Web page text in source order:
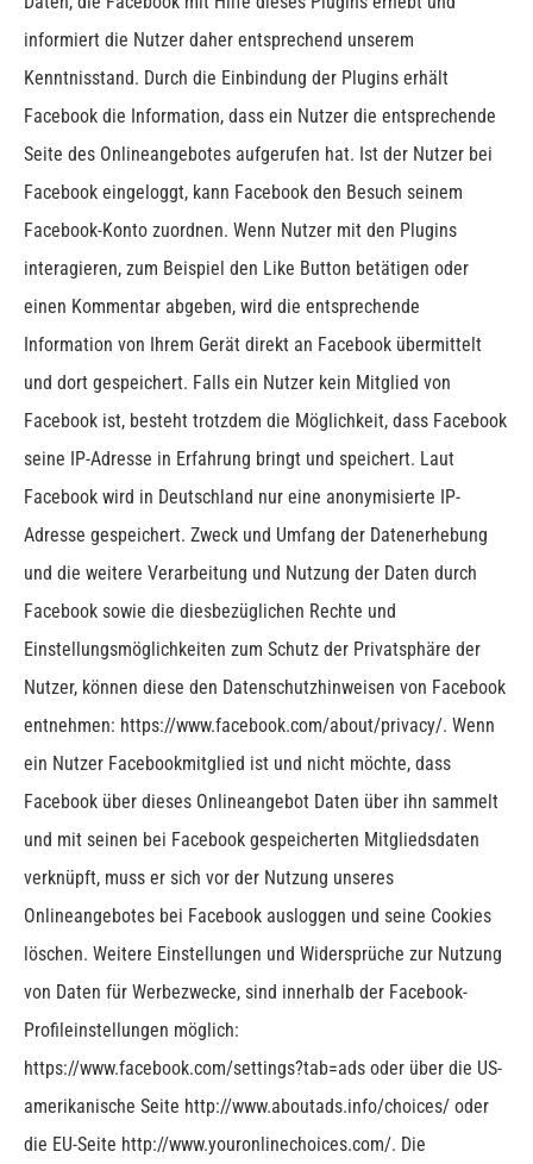
informiert die Nutzer daher entsprechend unserem
Kenntnisstand. Durch die Einbindung der Plugins erhält
Facebook die Information, dass ein Nutzer die entsprechende
Seite des Onlineangebotes aufgerufen hat. Ist der Nutzer bei
Facebook eingeloggt, kann Facebook den Besuch seinem
Facebook-Konto zuordnen. Wenn Nutzer mit den Plugins
interagieren, zum Beispiel den Like Button betätigen oder
einen Kommentar abgeben, wird die entsprechende
Information von Ihrem Gerät direkt an Facebook übermittelt
und dort gespeichert. Falls ein Nutzer kein Mitglied von
Facebook ist, besteht trotzdem die Möglichkeit, dass Facebook
seine IP-Adresse in Erfahrung bringt und speichert. Laut
Facebook wird in Deutschland nur eine anonymisierte IP-
Adresse gespeichert. Zweck und Umfang der Datenerhebung
und die weitere Verarbeitung und Nutzung der Daten durch
Facebook sowie die diesbezüglichen Rechte und
Einstellungsmöglichkeiten zum Schutz der Privatsphäre der
Nutzer, können diese den Datenschutzhinweisen von Facebook
entnehmen: https://www.facebook.com/about/privacy/. Wenn
ein Nutzer Facebookmitglied ist und nicht möchte, dass
Facebook über dieses Onlineangebot Daten über ihn sammelt
und mit seinen bei Facebook gespeicherten Mitgliedsdaten
verknüpft, muss er sich vor der Nutzung unseres
Onlineangebotes bei Facebook ausloggen und seine Cookies
löschen. Weitere Einstellungen und Widersprüche zur Nutzung
von Daten für Werbezwecke, sind innerhalb der Facebook-
Profileinstellungen möglich:
https://www.facebook.com/settings?tab=ads oder über die US-
amerikanische Seite http://www.aboutads.info/choices/ oder
die EU-Seite http://www.youronlinechoices.com/. Die